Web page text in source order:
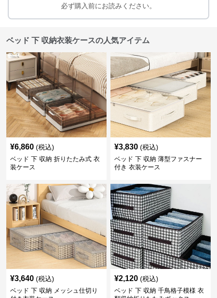
必ず購入前にお読みください。
ベッド 下 収納衣装ケースの人気アイテム
¥6,860 (税込)
ベッド 下 収納 折りたたみ式 衣
装ケース
¥3,830 (税込)
ベッド 下 収納 薄型ファスナー
付き 衣装ケース
¥3,640 (税込)
ベッド 下 収納 メッシュ仕切り
¥2,120 (税込)
ベッド 下 収納 千鳥格子模様 衣